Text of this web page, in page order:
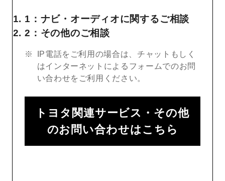
1：ナビ・オーディオに関するご相談
2：その他のご相談
IP電話をご利用の場合は、チャットもしく
はインターネットによるフォームでのお問
い合わせをご利用ください。
トヨタ関連サービス・その他
のお問い合わせはこちら